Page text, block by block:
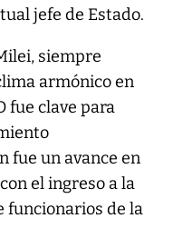
jefe de Estado.
siempre
armónico en
fue clave para
fue un avance en
el ingreso a la
de la